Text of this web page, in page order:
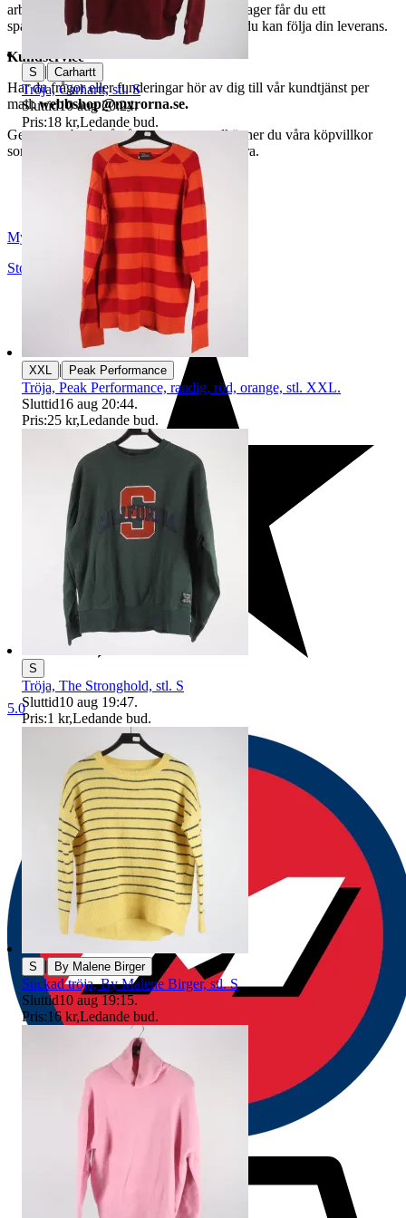
arbetsdagar. När din vara har lämnat vårt lager får du ett
spårningsnummer av DSV inom kort där du kan följa din leverans.
Kundservice
Har du frågor eller funderingar hör av dig till vår kundtjänst per
mail:webbshop@myrorna.se.
Genom att buda på våra annonser godkänner du våra köpvillkor
som du hittar på vår infosida här på Tradera.
Myrorna
Stockholm
Sverige
5.0
S | Carhartt
Tröja, Carhartt, stl. S
Sluttid10 aug 20:24.
Pris:18 kr,Ledande bud.
XXL | Peak Performance
Tröja, Peak Performance, randig, röd, orange, stl. XXL.
Sluttid16 aug 20:44.
Pris:25 kr,Ledande bud.
S
Tröja, The Stronghold, stl. S
Sluttid10 aug 19:47.
Pris:1 kr,Ledande bud.
S | By Malene Birger
Stickad tröja, By Malene Birger, stl. S
Sluttid10 aug 19:15.
Pris:16 kr,Ledande bud.